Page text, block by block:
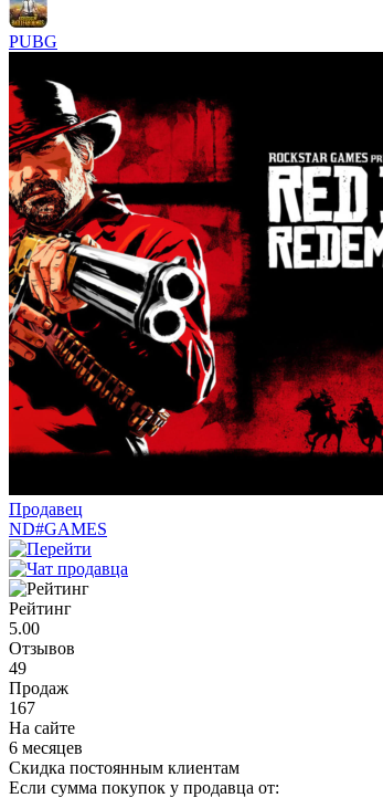
PUBG
Продавец
ND#GAMES
Рейтинг
5.00
Отзывов
49
Продаж
167
На сайте
6 месяцев
Скидка постоянным клиентам
Если сумма покупок у продавца от: